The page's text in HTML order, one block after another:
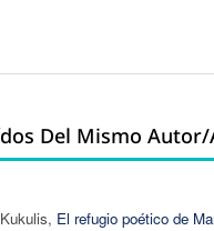
Del Mismo
El refugio poético de